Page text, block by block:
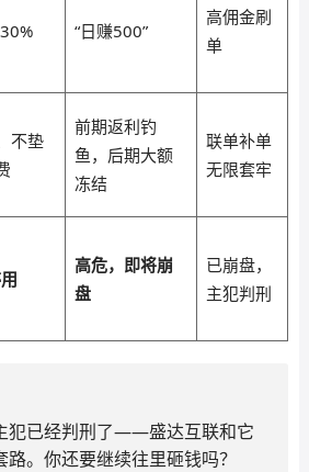
“日赚500”
高佣金刷
单
不垫
前期返利钓
鱼，后期大额
冻结
联单补单
无限套牢
高危，即将崩
盘
已崩盘，
主犯判刑
犯已经判刑了——盛达互联和它
路。你还要继续往里砸钱吗？